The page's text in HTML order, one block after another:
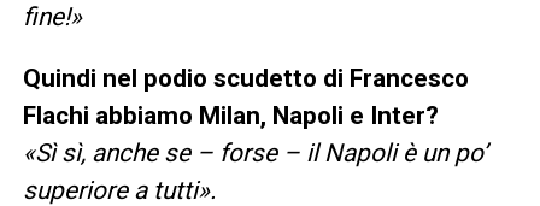
fine!»
Quindi nel podio scudetto di Francesco
Flachi abbiamo Milan, Napoli e Inter?
«Sì sì, anche se – forse – il Napoli è un po’
superiore a tutti».